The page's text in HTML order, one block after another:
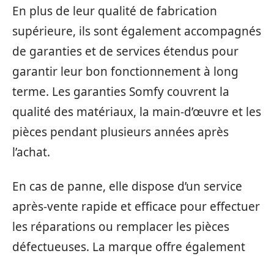
En plus de leur qualité de fabrication
supérieure, ils sont également accompagnés
de garanties et de services étendus pour
garantir leur bon fonctionnement à long
terme. Les garanties Somfy couvrent la
qualité des matériaux, la main-d’œuvre et les
pièces pendant plusieurs années après
l’achat.
En cas de panne, elle dispose d’un service
après-vente rapide et efficace pour effectuer
les réparations ou remplacer les pièces
défectueuses. La marque offre également